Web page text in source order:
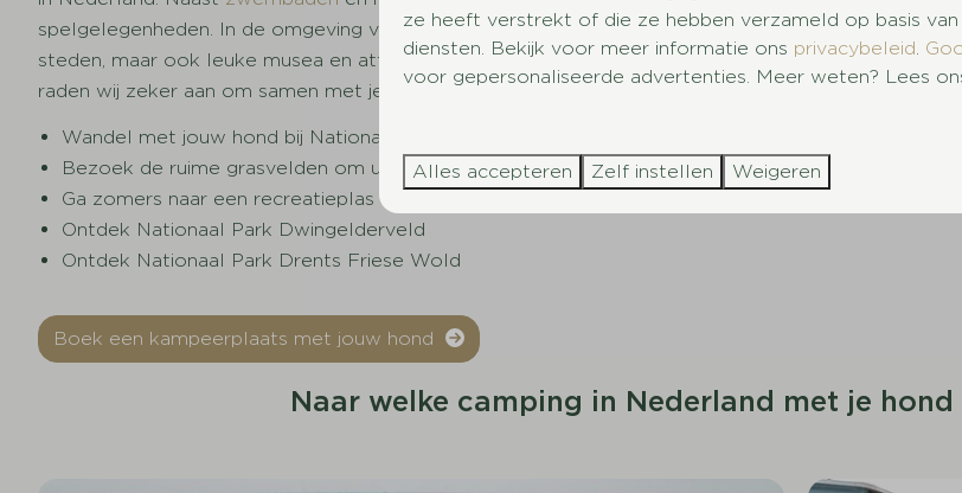
spelgelegenheden. In de omgeving van onze campings is veel te ondernemen, ook met de hond.
steden, maar ook leuke musea en attracties. De hele familie beleeft een heerlijke tijd op één van
raden wij zeker aan om samen met je hond bezoeken tijdens jouw vakantie:
Wandel met jouw hond bij Nationaal Park Hoge Veluwe
Bezoek de ruime grasvelden om uit te razen en te ravotten
Ga zomers naar een recreatieplas waar je hond kan afkoelen
Ontdek Nationaal Park Dwingelderveld
Ontdek Nationaal Park Drents Friese Wold
Boek een kampeerplaats met jouw hond
Naar welke camping in Nederland met je
ze heeft verstrekt of die ze hebben verzameld op basis van
diensten. Bekijk voor meer informatie ons privacybeleid
voor gepersonaliseerde advertenties. Meer weten? Lees
Alles accepteren Zelf instellen Weigeren